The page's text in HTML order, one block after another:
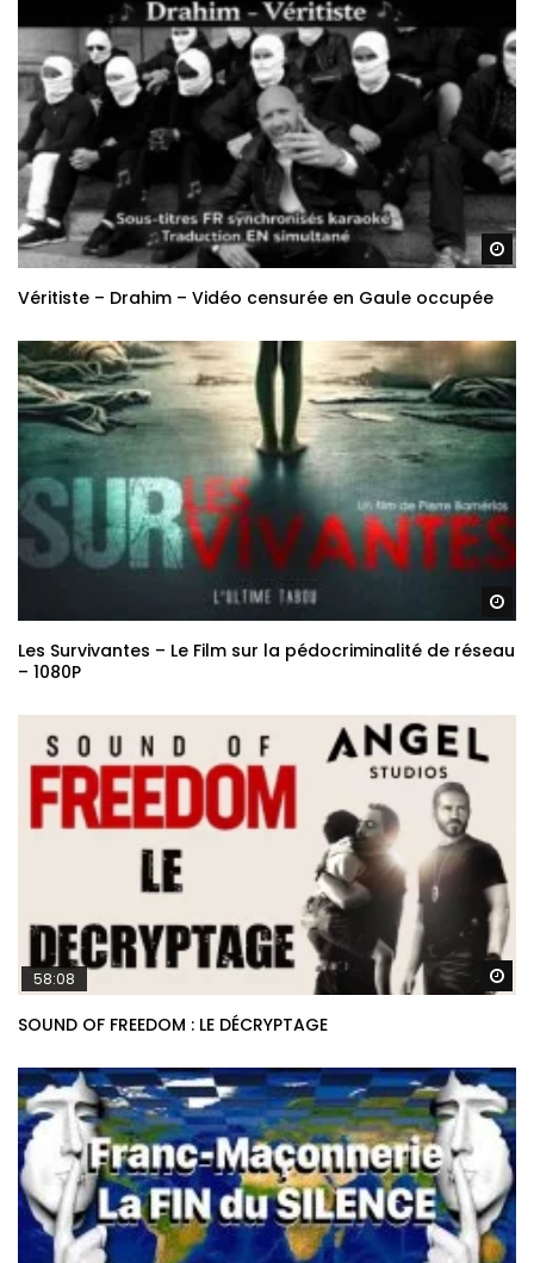
Véritiste – Drahim – Vidéo censurée en Gaule occupée
Les Survivantes – Le Film sur la pédocriminalité de réseau
– 1080P
58:08
SOUND OF FREEDOM : LE DÉCRYPTAGE